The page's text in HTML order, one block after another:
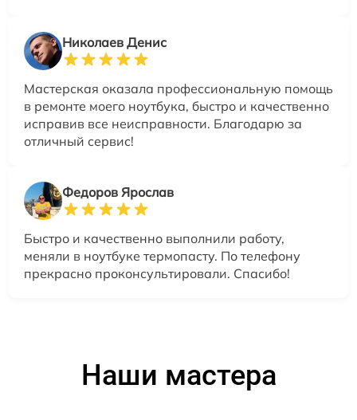
Николаев Денис
Мастерская оказала профессиональную помощь
в ремонте моего ноутбука, быстро и качественно
исправив все неисправности. Благодарю за
отличный сервис!
Федоров Ярослав
Быстро и качественно выполнили работу,
меняли в ноутбуке термопасту. По телефону
прекрасно проконсультировали. Спасибо!
Наши мастера